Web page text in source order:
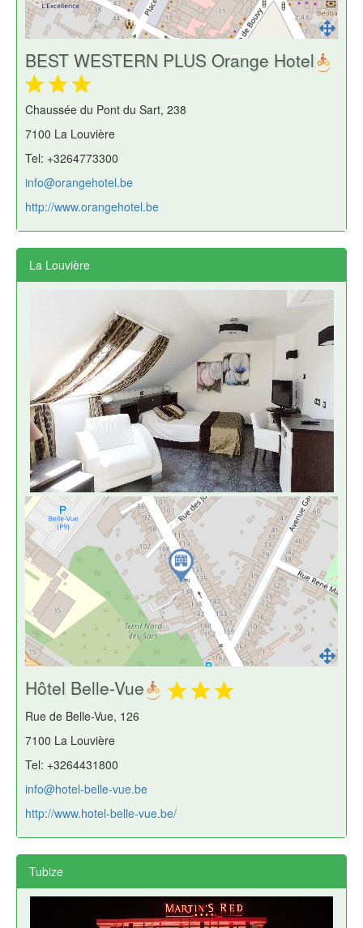
BEST WESTERN PLUS Orange Hotel
Chaussée du Pont du Sart, 238
7100 La Louvière
Tel: +3264773300
info@orangehotel.be
http://www.orangehotel.be
La Louvière
Hôtel Belle-Vue
Rue de Belle-Vue, 126
7100 La Louvière
Tel: +3264431800
info@hotel-belle-vue.be
http://www.hotel-belle-vue.be/
Tubize